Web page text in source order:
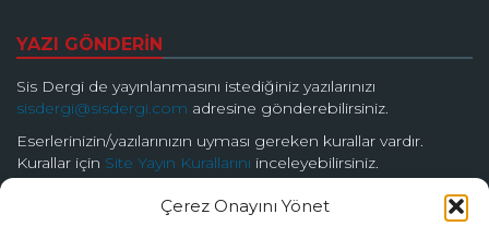
Çerez Onayını Yönet
YAZI GÖNDERİN
Sis Dergi de yayınlanmasını istediğiniz yazılarınızı
sisdergi@sisdergi.com adresine gönderebilirsiniz.
Eserlerinizin/yazılarınızın uyması gereken kurallar vardır.
Kurallar için Site Yayın Kurallarını inceleyebilirsiniz.
BİZİ TAKİP EDİN